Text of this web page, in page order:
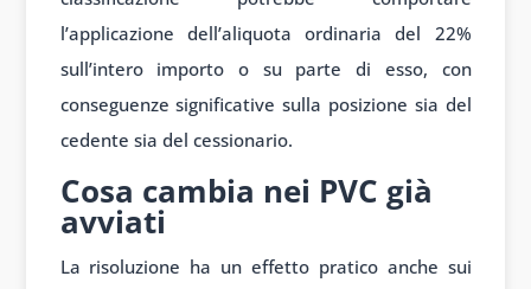
l’applicazione dell’aliquota ordinaria del 22%
sull’intero importo o su parte di esso, con
conseguenze significative sulla posizione sia del
cedente sia del cessionario.
Cosa cambia nei PVC già
avviati
La risoluzione ha un effetto pratico anche sui